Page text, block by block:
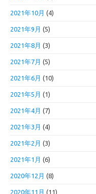
2021年10月 (4)
2021年9月 (5)
2021年8月 (3)
2021年7月 (5)
2021年6月 (10)
2021年5月 (1)
2021年4月 (7)
2021年3月 (4)
2021年2月 (3)
2021年1月 (6)
2020年12月 (8)
2020年11月 (11)